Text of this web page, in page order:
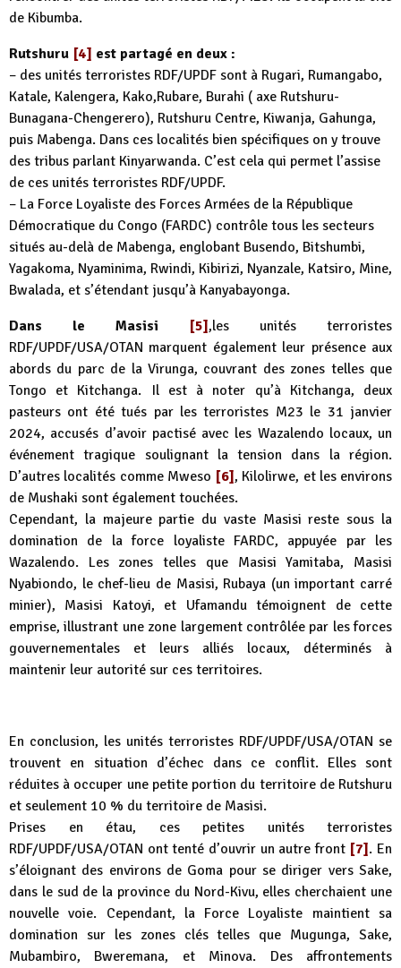
de Kibumba.
Rutshuru [4] est partagé en deux :
– des unités terroristes RDF/UPDF sont à Rugari, Rumangabo,
Katale, Kalengera, Kako,Rubare, Burahi ( axe Rutshuru-
Bunagana-Chengerero), Rutshuru Centre, Kiwanja, Gahunga,
puis Mabenga. Dans ces localités bien spécifiques on y trouve
des tribus parlant Kinyarwanda. C’est cela qui permet l’assise
de ces unités terroristes RDF/UPDF.
– La Force Loyaliste des Forces Armées de la République
Démocratique du Congo (FARDC) contrôle tous les secteurs
situés au-delà de Mabenga, englobant Busendo, Bitshumbi,
Yagakoma, Nyaminima, Rwindi, Kibirizi, Nyanzale, Katsiro, Mine,
Bwalada, et s’étendant jusqu’à Kanyabayonga.
Dans le Masisi
[5],les unités terroristes
RDF/UPDF/USA/OTAN marquent également leur présence aux
abords du parc de la Virunga, couvrant des zones telles que
Tongo et Kitchanga. Il est à noter qu’à Kitchanga, deux
pasteurs ont été tués par les terroristes M23 le 31 janvier
2024, accusés d’avoir pactisé avec les Wazalendo locaux, un
événement tragique soulignant la tension dans la région.
D’autres localités comme Mweso [6], Kilolirwe, et les environs
de Mushaki sont également touchées.
Cependant, la majeure partie du vaste Masisi reste sous la
domination de la force loyaliste FARDC, appuyée par les
Wazalendo. Les zones telles que Masisi Yamitaba, Masisi
Nyabiondo, le chef-lieu de Masisi, Rubaya (un important carré
minier), Masisi Katoyi, et Ufamandu témoignent de cette
emprise, illustrant une zone largement contrôlée par les forces
gouvernementales et leurs alliés locaux, déterminés à
maintenir leur autorité sur ces territoires.
En conclusion, les unités terroristes RDF/UPDF/USA/OTAN se
trouvent en situation d’échec dans ce conflit. Elles sont
réduites à occuper une petite portion du territoire de Rutshuru
et seulement 10 % du territoire de Masisi.
Prises en étau, ces petites unités terroristes
RDF/UPDF/USA/OTAN ont tenté d’ouvrir un autre front [7]. En
s’éloignant des environs de Goma pour se diriger vers Sake,
dans le sud de la province du Nord-Kivu, elles cherchaient une
nouvelle voie. Cependant, la Force Loyaliste maintient sa
domination sur les zones clés telles que Mugunga, Sake,
Mubambiro, Bweremana, et Minova. Des affrontements